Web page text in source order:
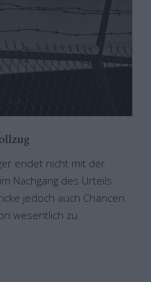
endet nicht mit der
Nachgang des Urteils
jedoch auch Chancen
wesentlich zu